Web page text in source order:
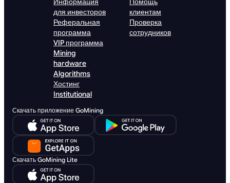
для инвесторов
Реферальная
программа
VIP программа
Mining
hardware
Algorithms
Хостинг
Institutional
клиентам
Проверка
сотрудников
Скачать приложение GoMining
Скачать GoMining Lite